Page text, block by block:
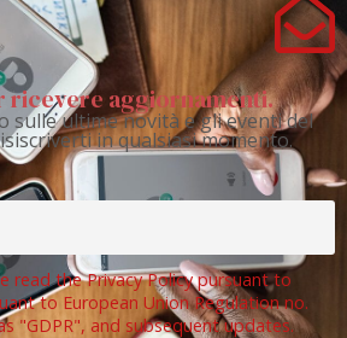
ricevere aggiornamenti.
sulle ultime novità e gli eventi del
in qualsiasi momento.
read the Privacy Policy pursuant to
to European Union Regulation no.
"GDPR", and subsequent updates.